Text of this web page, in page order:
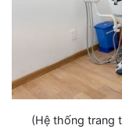
(Hệ thống trang